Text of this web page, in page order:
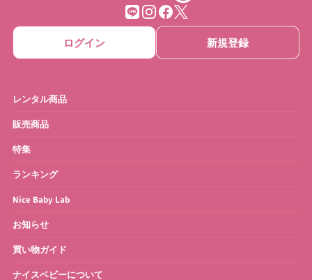
ログイン 新規登録
レンタル商品
販売商品
特集
ランキング
Nice Baby Lab
お知らせ
買い物ガイド
ナイスベビーについて